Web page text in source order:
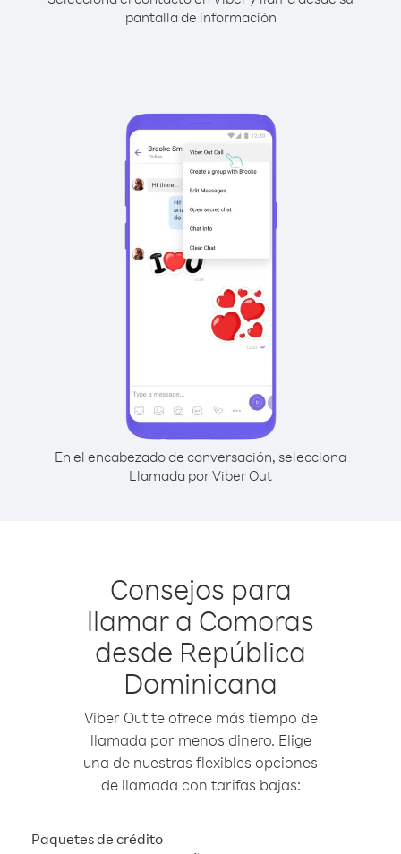
pantalla de información
En el encabezado de conversación, selecciona
Llamada por Viber Out
Consejos para
llamar a Comoras
desde República
Dominicana
Viber Out te ofrece más tiempo de
llamada por menos dinero. Elige
una de nuestras flexibles opciones
de llamada con tarifas bajas:
Paquetes de crédito